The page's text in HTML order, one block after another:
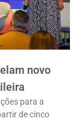
novo
para a
de cinco